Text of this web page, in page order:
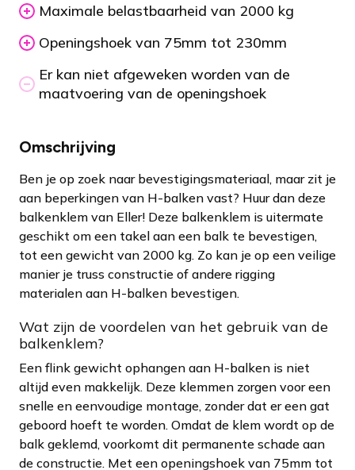
Maximale belastbaarheid van 2000 kg
Openingshoek van 75mm tot 230mm
Er kan niet afgeweken worden van de
maatvoering van de openingshoek
Omschrijving
Ben je op zoek naar bevestigingsmateriaal, maar zit je
aan beperkingen van H-balken vast? Huur dan deze
balkenklem van Eller! Deze balkenklem is uitermate
geschikt om een takel aan een balk te bevestigen,
tot een gewicht van 2000 kg. Zo kan je op een veilige
manier je truss constructie of andere rigging
materialen aan H-balken bevestigen.
Wat zijn de voordelen van het gebruik van de
balkenklem?
Een flink gewicht ophangen aan H-balken is niet
altijd even makkelijk. Deze klemmen zorgen voor een
snelle en eenvoudige montage, zonder dat er een gat
geboord hoeft te worden. Omdat de klem wordt op de
balk geklemd, voorkomt dit permanente schade aan
de constructie. Met een openingshoek van 75mm tot